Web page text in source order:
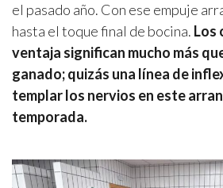
el pasado año. Con ese empuje
hasta el toque final de bocina. Los
ventaja significan mucho más
ganado; quizás una línea de
templar los nervios en este
temporada.